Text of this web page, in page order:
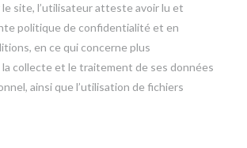
le site, l’utilisateur atteste avoir lu et
politique de confidentialité et en
en ce qui concerne plus
collecte et le traitement de ses données
ainsi que l’utilisation de fichiers